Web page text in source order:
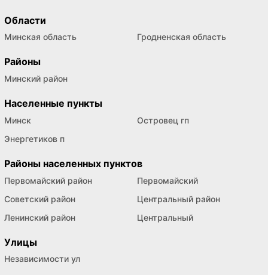
Области
Минская область Гродненская область
Районы
Минский район
Населенные пункты
Минск
Островец гп
Энергетиков п
Районы населенных пунктов
Первомайский район
Первомайский
Советский район
Центральный район
Ленинский район
Центральный
Улицы
Независимости ул